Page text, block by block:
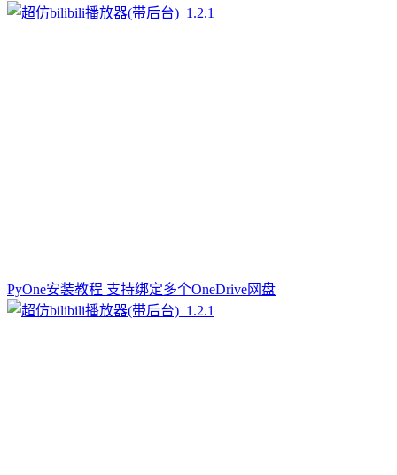
PyOne安装教程 支持绑定多个OneDrive网盘